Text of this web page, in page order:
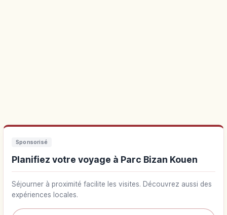
Sponsorisé
Planifiez votre voyage à Parc Bizan Kouen
Séjourner à proximité facilite les visites. Découvrez aussi des
expériences locales.